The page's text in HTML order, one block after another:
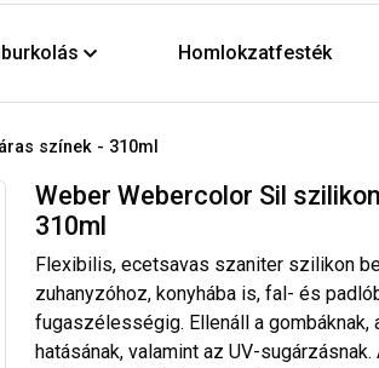
Homlokzatfesték
színek - 310ml
Weber Webercolor Sil
310ml
Flexibilis, ecetsavas szaniter szilikon
zuhanyzóhoz, konyhába is, fal- és
fugaszélességig. Ellenáll a
hatásának, valamint az UV-